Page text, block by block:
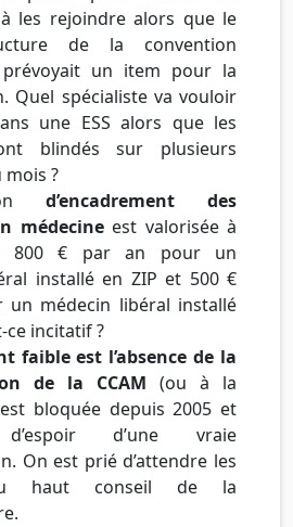
les rejoindre alors que le
de la convention
prévoyait un item pour la
Quel spécialiste va vouloir
une ESS alors que les
blindés sur plusieurs
mois ?
d’encadrement des
médecineest valorisée à
800 € par an pour un
installé en ZIP et 500 €
un médecin libéral installé
ce incitatif ?
faible est l’absence de la
de la CCAM (ou à la
bloquée depuis 2005 et
d’espoir d’une vraie
On est prié d’attendre les
haut conseil de la